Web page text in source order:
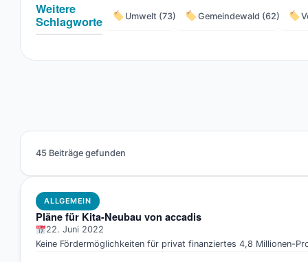
Weitere
Schlagworte
Umwelt (73) Gemeindewald (62)
45 Beiträge gefunden
ALLGEMEIN
Pläne für Kita-Neubau von accadis
22. Juni 2022
Keine Fördermöglichkeiten für privat finanziertes 4,8 Millionen-